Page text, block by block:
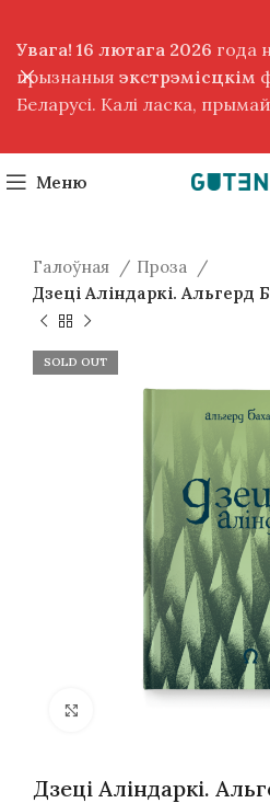
Меню
Галоўная
Проза
Дзеці Аліндаркі. Альгерд
SOLD OUT
Дзеці Аліндаркі.
Увага! 16 лютага 2026 года
прызнаныя экстрэмісцкім
Беларусі. Калі ласка,